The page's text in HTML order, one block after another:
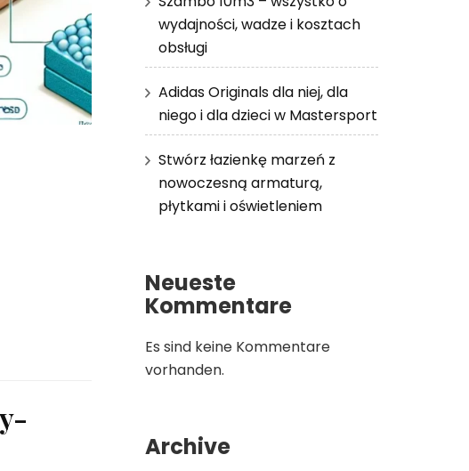
wydajności, wadze i kosztach
obsługi
Adidas Originals dla niej, dla
niego i dla dzieci w Mastersport
Stwórz łazienkę marzeń z
nowoczesną armaturą,
płytkami i oświetleniem
Neueste
Kommentare
Es sind keine Kommentare
vorhanden.
Archive